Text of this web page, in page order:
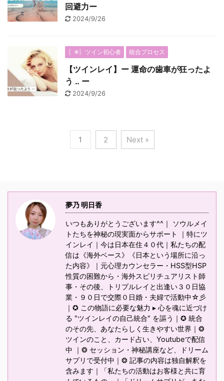
回避力ー
2024/9/26
〖✵〗ツイン初心者 統合プロセス
【ツインレイ】ー 運命の歯車が狂ったよ
う ‥ ー
2024/9/26
1 2 Next »
夢乃 明日香
いつもありがとうございます^^｜ ソウルメイ
トたちを神秘の現実面からサポート ｜特にツ
インレイ｜今は日本在住４０代｜私たちの配
信は《海外ベース》《日本という場所に沿っ
た内容》｜元心理カウンセラー・HSS型HSP
性質の困難から・海外スピリチュアリスト師
事・その後、トリプルレイと出逢い３０日協
業・９０日で交際０日婚・夫婦で活動中☆彡
｜✪ この物語に必要な魅力 ▸ 心を魂に近づけ
る "ツインレイの自己統合" を謳う｜✪ 統合
のその先、あなたらしく生きやすい世界｜❂
ツインのこと、カード占い、Youtubeで配信
中 ｜❂ セッション・神秘講座など、ドリーム
サプリで受付中｜❂ 記事の内容は独自解釈を
含みます｜「私たちの活動はお客様と共に育